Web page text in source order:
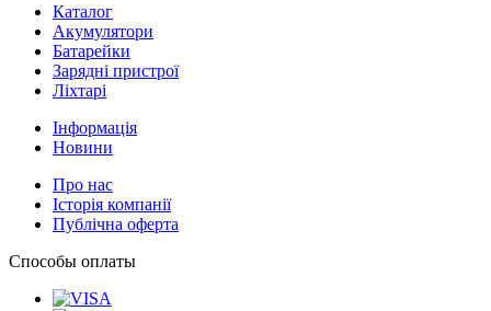
Каталог
Акумулятори
Батарейки
Зарядні пристрої
Ліхтарі
Інформація
Новини
Про нас
Історія компанії
Публічна оферта
Способы оплаты